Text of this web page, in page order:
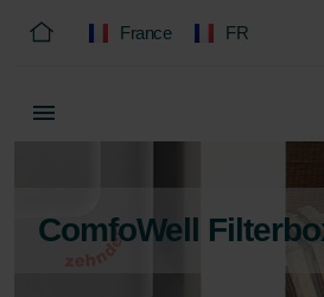
France FR
ComfoWell